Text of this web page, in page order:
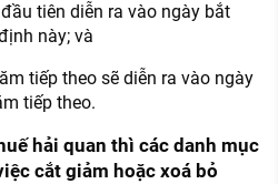
tiên diễn ra vào ngày bắt
này; và
tiếp theo sẽ diễn ra vào ngày
tiếp theo.
hải quan thì các danh mục
cắt giảm hoặc xoá bỏ